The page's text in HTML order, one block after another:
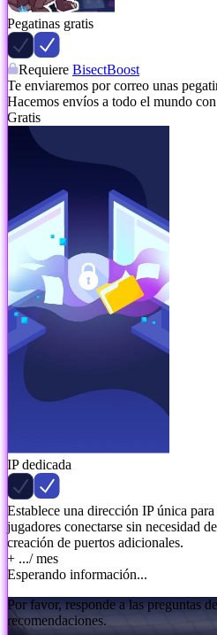
Pegatinas gratis
Requiere BisectBoost
Te enviaremos por correo unas
Hacemos envíos a todo el mundo
Gratis
IP dedicada
Establece una dirección IP única
jugadores conectarse sin necesidad
creación de puertos adicionales.
+ .../ mes
Esperando información...
Por favor, responde a las preguntas
recomendaciones.